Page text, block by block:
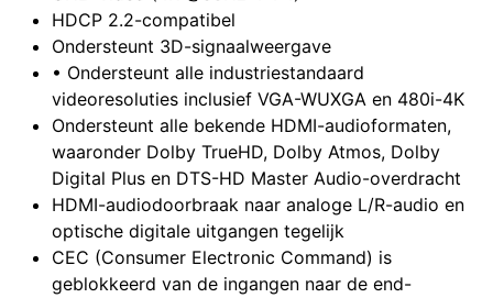
HDCP 2.2-compatibel
Ondersteunt 3D-signaalweergave
• Ondersteunt alle industriestandaard
videoresoluties inclusief VGA-WUXGA en 480i-4K
Ondersteunt alle bekende HDMI-audioformaten,
waaronder Dolby TrueHD, Dolby Atmos, Dolby
Digital Plus en DTS-HD Master Audio-overdracht
HDMI-audiodoorbraak naar analoge L/R-audio en
optische digitale uitgangen tegelijk
CEC (Consumer Electronic Command) is
geblokkeerd van de ingangen naar de end-